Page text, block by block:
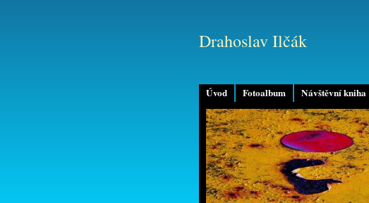
Úvod Fotoalbum Návštěvní kniha
Drahoslav Ilčák